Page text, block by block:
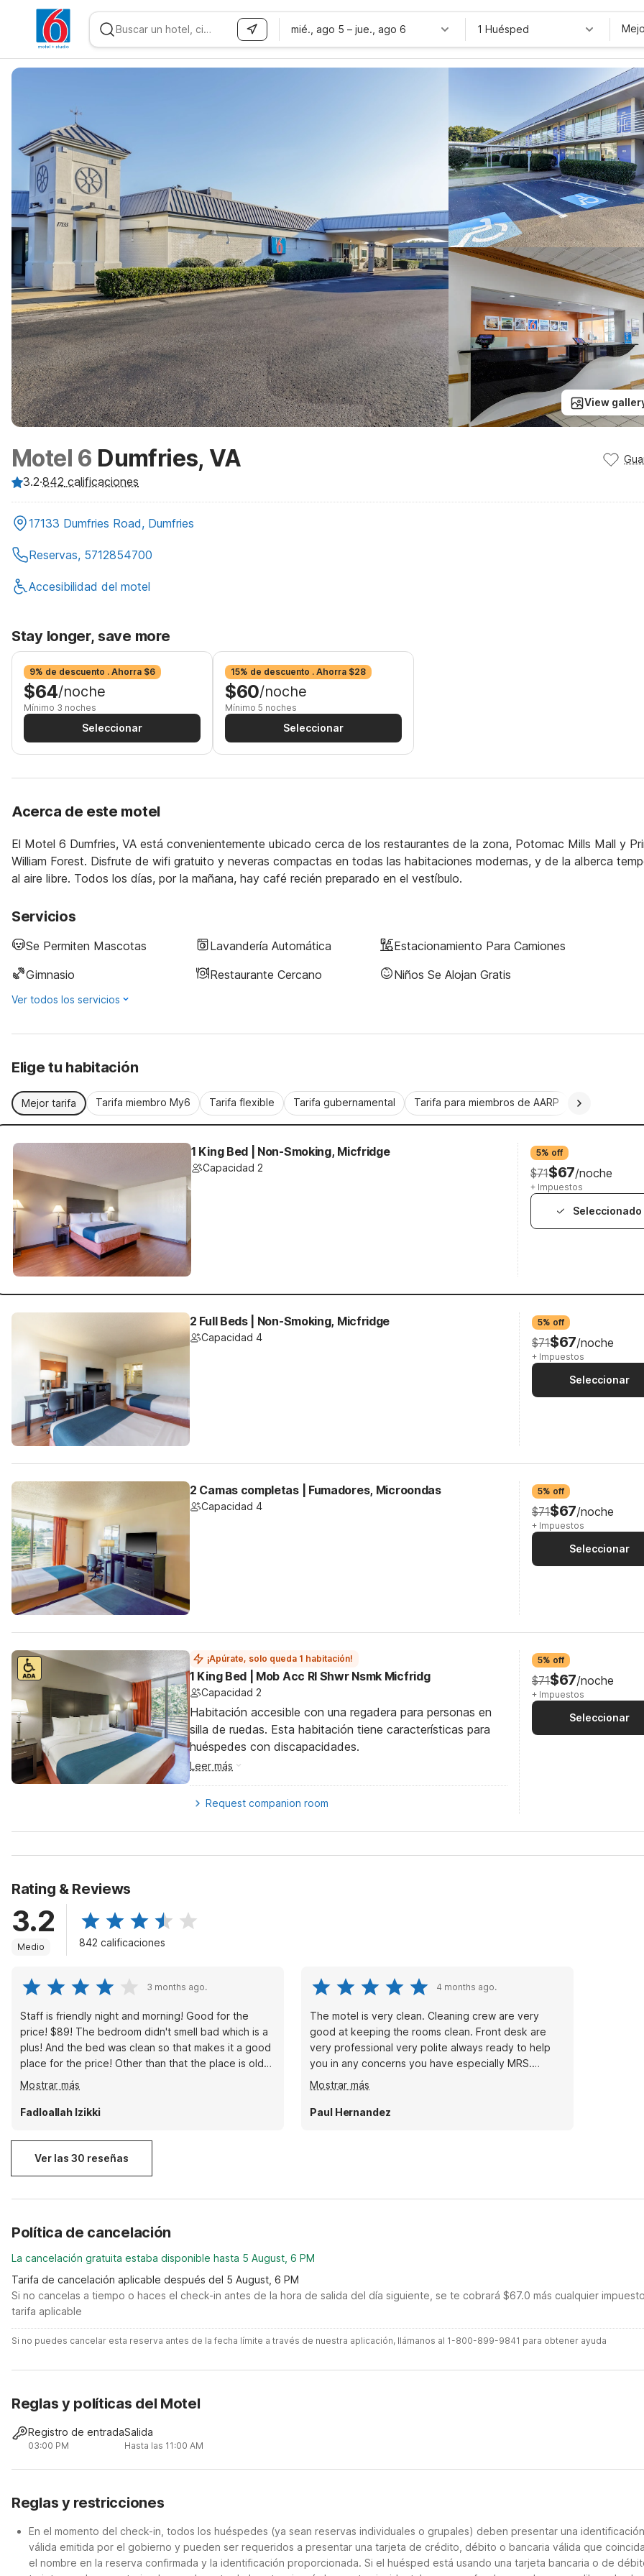
mié., ago 5 – jue., ago 6 1 Huésped
View
Motel 6 Dumfries, VA
3.2·842 calificaciones
17133 Dumfries Road, Dumfries
Reservas, 5712854700
Accesibilidad del motel
Stay longer, save more
9% de descuento . Ahorra $6
$64/noche
Mínimo 3 noches
Seleccionar
15% de descuento . Ahorra $28
$60/noche
Mínimo 5 noches
Seleccionar
Acerca de este motel
El Motel 6 Dumfries, VA está convenientemente ubicado cerca de los restaurantes de la zona, Potomac Mills Mall y
William Forest. Disfrute de wifi gratuito y neveras compactas en todas las habitaciones modernas, y de la alberca
al aire libre. Todos los días, por la mañana, hay café recién preparado en el vestíbulo.
Servicios
Se Permiten Mascotas Lavandería Automática
Estacionamiento Para Camiones
Gimnasio
Restaurante Cercano Niños Se Alojan Gratis
Ver todos los servicios
Elige tu habitación
Mejor tarifa Tarifa miembro My6 Tarifa flexible Tarifa gubernamental Tarifa para miembros de AARP
1 King Bed | Non-Smoking, Micfridge
Capacidad 2
5% off
$71$67/noche
+ Impuestos
Seleccionado
2 Full Beds | Non-Smoking, Micfridge
Capacidad 4
5% off
$71$67/noche
+ Impuestos
Seleccionar
2 Camas completas | Fumadores, Microondas
Capacidad 4
5% off
$71$67/noche
+ Impuestos
Seleccionar
¡Apúrate, solo queda 1 habitación!
1 King Bed | Mob Acc RI Shwr Nsmk Micfridg
Capacidad 2
Habitación accesible con una regadera para personas en
silla de ruedas. Esta habitación tiene características para
huéspedes con discapacidades.
Leer más
Request companion room
5% off
$71$67/noche
+ Impuestos
Seleccionar
Rating & Reviews
3.2
Medio 842 calificaciones
3 months ago.
Staff is friendly night and morning! Good for the
price! $89! The bedroom didn't smell bad which is a
plus! And the bed was clean so that makes it a good
place for the price! Other than that the place is old
BUT new means high price! If planning to sleep
longer during morning ask for uper level room
because if you are in the ground level you will hear
crush until morning so it wasn't bad for me in this
location!
Mostrar más
Fadloallah Izikki
4 months ago.
The motel is very clean. Cleaning crew are very
good at keeping the rooms clean. Front desk are
very professional very polite always ready to help
you in any concerns you have especially MRS.
RICARDA!!! She's the best! Very professional very
nice and top notch. She has the sweetest
personality! Thank you Mrs Ricarda! Room 247.
Mostrar más
Paul Hernandez
Ver las 30 reseñas
Política de cancelación
La cancelación gratuita estaba disponible hasta 5 August, 6 PM
Tarifa de cancelación aplicable después del 5 August, 6 PM
Si no cancelas a tiempo o haces el check-in antes de la hora de salida del día siguiente, se te cobrará $67.0 más cualquier
tarifa aplicable
Si no puedes cancelar esta reserva antes de la fecha límite a través de nuestra aplicación, llámanos al 1-800-899-9841 para obtener ayuda
Reglas y políticas del Motel
Registro de entrada
03:00 PM
Salida
Hasta las 11:00 AM
Reglas y restricciones
En el momento del check-in, todos los huéspedes (ya sean reservas individuales o grupales) deben presentar una identificación
válida emitida por el gobierno y pueden ser requeridos a presentar una tarjeta de crédito, débito o bancaria válida que
el nombre en la reserva confirmada y la identificación proporcionada. Si el huésped está usando una tarjeta bancaria o de